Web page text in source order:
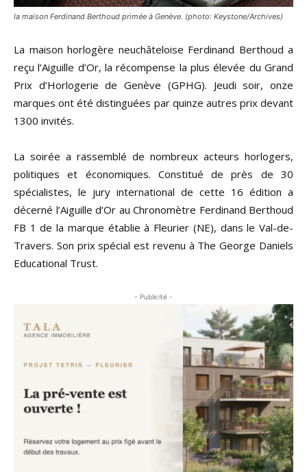
la maison Ferdinand Berthoud primée à Genève. (photo: Keystone/Archives)
La maison horlogère neuchâteloise Ferdinand Berthoud a
reçu l’Aiguille d’Or, la récompense la plus élevée du Grand
Prix d’Horlogerie de Genève (GPHG). Jeudi soir, onze
marques ont été distinguées par quinze autres prix devant
1300 invités.
La soirée a rassemblé de nombreux acteurs horlogers,
politiques et économiques. Constitué de près de 30
spécialistes, le jury international de cette 16 édition a
décerné l’Aiguille d’Or au Chronomètre Ferdinand Berthoud
FB 1 de la marque établie à Fleurier (NE), dans le Val-de-
Travers. Son prix spécial est revenu à The George Daniels
Educational Trust.
- Publicité -